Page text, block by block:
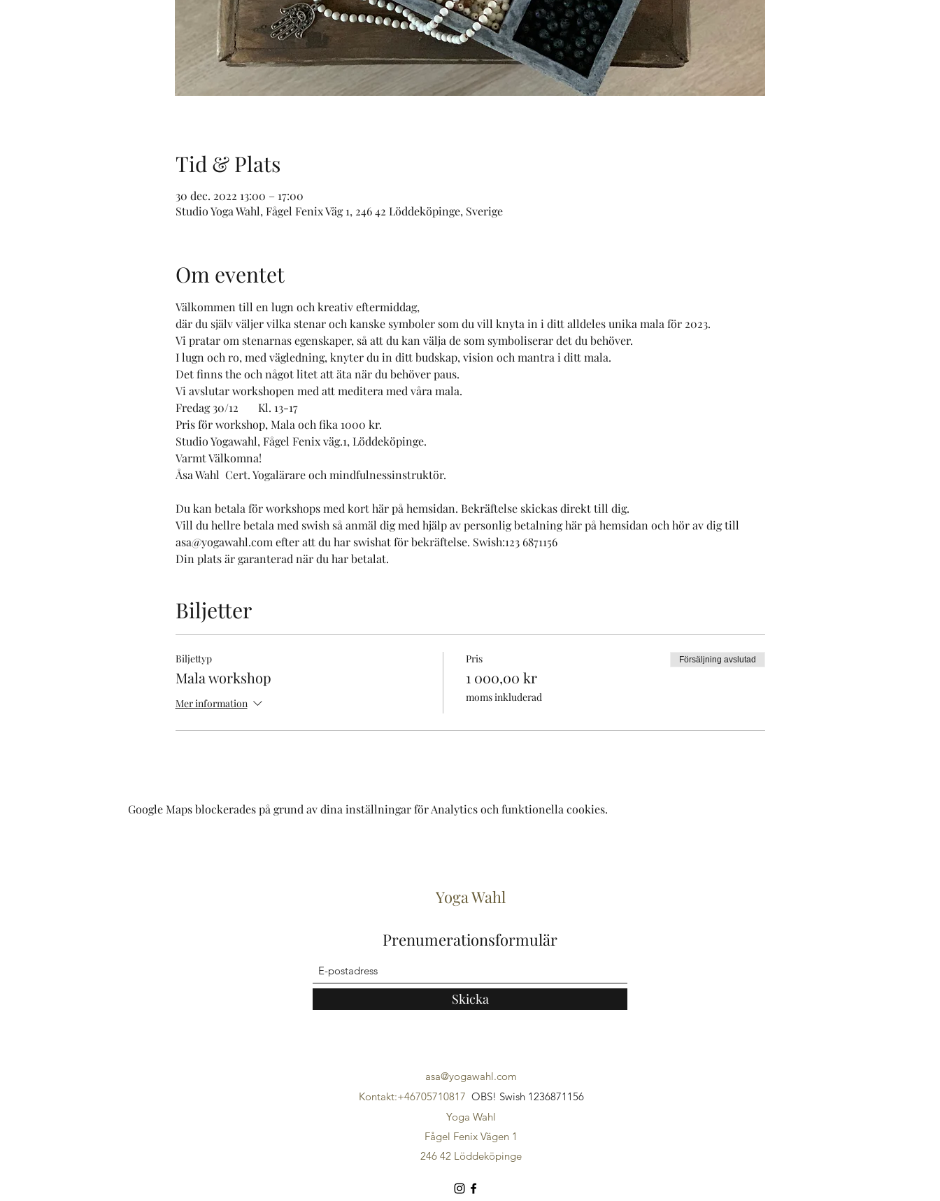
Tid & Plats
30 dec. 2022 13:00 – 17:00
Studio Yoga Wahl, Fågel Fenix Väg 1, 246 42 Löddeköpinge, Sverige
Om eventet
Välkommen till en lugn och kreativ eftermiddag,
där du själv väljer vilka stenar och kanske symboler som du vill knyta in i ditt alldeles unika mala för 2023.
Vi pratar om stenarnas egenskaper, så att du kan välja de som symboliserar det du behöver.
I lugn och ro, med vägledning, knyter du in ditt budskap, vision och mantra i ditt mala.
Det finns the och något litet att äta när du behöver paus.
Vi avslutar workshopen med att meditera med våra mala.
Fredag 30/12       Kl. 13-17
Pris för workshop, Mala och fika 1000 kr.
Studio Yogawahl, Fågel Fenix väg.1, Löddeköpinge.
Varmt Välkomna!
Åsa Wahl  Cert. Yogalärare och mindfulnessinstruktör.
Du kan betala för workshops med kort här på hemsidan. Bekräftelse skickas direkt till dig.
Vill du hellre betala med swish så anmäl dig med hjälp av personlig betalning här på hemsidan och hör av dig till
asa@yogawahl.com efter att du har swishat för bekräftelse. Swish:123 6871156
Din plats är garanterad när du har betalat.
Biljetter
Biljettyp
Mala workshop
Mer information
Pris
1 000,00 kr
moms inkluderad
Försäljning avslutad
Google Maps blockerades på grund av dina inställningar för Analytics och funktionella cookies.
Yoga Wahl
Prenumerationsformulär
Skicka
asa@yogawahl.com
Kontakt:+46705710817 OBS! Swish 1236871156
Yoga Wahl
Fågel Fenix Vägen 1
246 42 Löddeköpinge